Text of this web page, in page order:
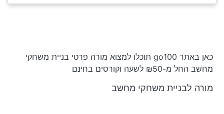
כאן באתר go100 תוכלו למצוא מורה פרטי בניית משחקי
מחשב החל מ-₪50 לשעה וקורסים בחינם
מורה לבניית משחקי מחשב